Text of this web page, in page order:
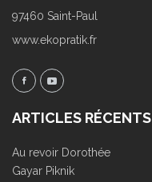
97460 Saint-Paul
www.ekopratik.fr
ARTICLES RÉCENTS
Au revoir Dorothée
Gayar Piknik